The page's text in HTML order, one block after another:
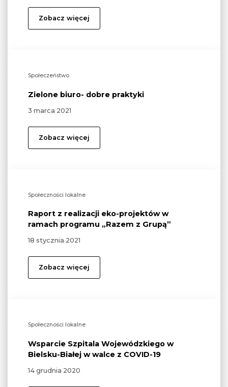
Zobacz więcej
Społeczeństwo
Zielone biuro- dobre praktyki
3 marca 2021
Zobacz więcej
Społeczności lokalne
Raport z realizacji eko-projektów w
ramach programu „Razem z Grupą”
18 stycznia 2021
Zobacz więcej
Społeczności lokalne
Wsparcie Szpitala Wojewódzkiego w
Bielsku-Białej w walce z COVID-19
14 grudnia 2020